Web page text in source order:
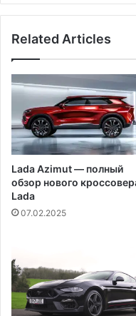
у
е
а
з
н
и
ф
р
а
н
з
с
к
и
а
л
п
л
т
ы
т
ф
о
в
д
Related Articles
Lada Azimut — полный
обзор нового
Lada
07.02.2025